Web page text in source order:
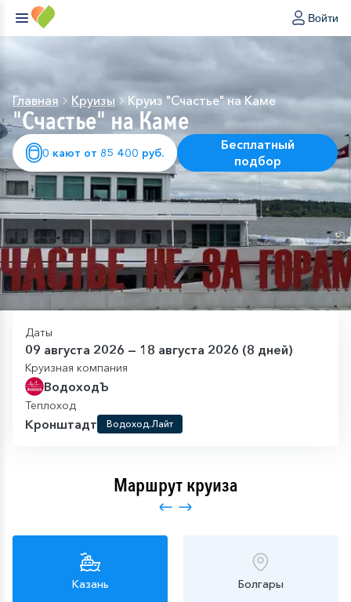
Войти
Главная Круизы Круиз "Счастье" на Каме
"Счастье" на Каме
0 кают от 85 400 руб.
Бесплатный
подбор
Даты
09 августа 2026 — 18 августа 2026 (8 дней)
Круизная компания
ВодоходЪ
Теплоход
Кронштадт Водоход.Лайт
Маршрут круиза
Казань Болгары